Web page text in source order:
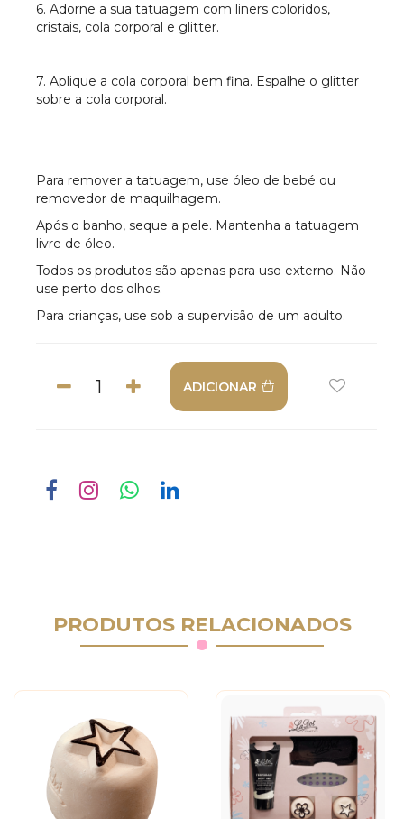
6. Adorne a sua tatuagem com liners coloridos,
cristais, cola corporal e glitter.
7. Aplique a cola corporal bem fina. Espalhe o glitter
sobre a cola corporal.
Para remover a tatuagem, use óleo de bebé ou
removedor de maquilhagem.
Após o banho, seque a pele. Mantenha a tatuagem
livre de óleo.
Todos os produtos são apenas para uso externo. Não
use perto dos olhos.
Para crianças, use sob a supervisão de um adulto.
ADICIONAR
PRODUTOS RELACIONADOS